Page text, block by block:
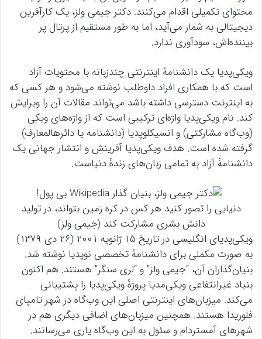
محتوای تکمیلی اقدام می‌کنند. دکتر جیمی ولز، یک کارآفرین
دیجیتالی به شمار می‌آید، اما به طور مستقیم از پرتال پر
بیننده‌اش، سودآوری ندارد.
ویکی‌پدیا یک دانشنامهٔ اینترنتی چندزبانه با محتویات آزاد
است که با همکاری افراد داوطلب نوشته می‌شود و هر کسی که
به اینترنت دسترسی داشته باشد می‌تواند مقالات آن را ویرایش
کند. نام ویکی‌پدیا واژه‌ای ترکیبی است که از واژه‌های ویکی
(وب‌گاه مشارکتی) و انسیکلوپدیا (دانشنامه یا دائرهالمعارف)
گرفته شده است. هدف ویکی‌پدیا آفرینش و انتشار جهانی یک
دانشنامهٔ آزاد به تمامی زبان‌های زندهٔ دنیاست.
دنیایی را تصور کنید هر کس در کره زمین بتواند، در تولید
دانش بشری مشارکت کند (جیمی ولز)
ویکی‌پدیای انگلیسی در تاریخ ۱۵ ژانویه ۲۰۰۱ (۲۶ دی ۱۳۷۹)
به صورت مکملی برای دانشنامهٔ تخصصی نوپدیا نوشته شد.
بنیان‌گذاران آن، “جیمی ولز” و “لری سنگر” هستند. هم اکنون
بنیاد غیرانتفاعی ویکی‌مدیا پروژهٔ ویکی‌پدیا را پشتیبانی
می‌کند. میزبان‌های اینترنتی اصلی این وب‌گاه در شهر تامپای
فلوریدا هستند. همچنین میزبان‌های اضافی دیگری هم در
شهرهای آمستردام و سئول به این وب‌گاه یاری می‌رسانند.